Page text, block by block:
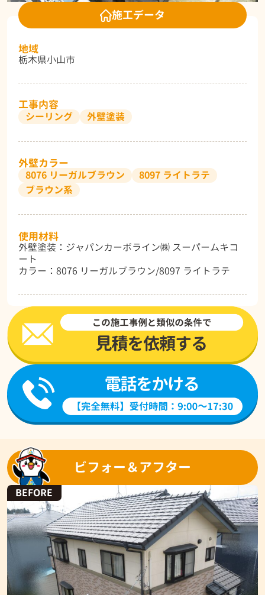
施工データ
地域
栃木県小山市
工事内容
シーリング 外壁塗装
外壁カラー
8076 リーガルブラウン
8097 ライトラテ
ブラウン系
使用材料
外壁塗装：ジャパンカーボライン㈱ スーパームキコ
ート
カラー：8076 リーガルブラウン/8097 ライトラテ
ビフォー＆アフター